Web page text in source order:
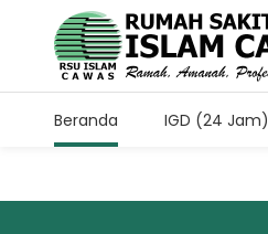
Beranda IGD (24 Jam)